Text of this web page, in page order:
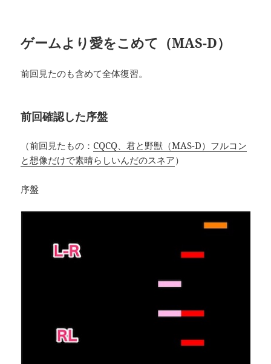
ゲームより愛をこめて（MAS-D）
前回見たのも含めて全体復習。
前回確認した序盤
（前回見たもの：CQCQ、君と野獣（MAS-D）フルコン
と想像だけで素晴らしいんだのスネア）
序盤